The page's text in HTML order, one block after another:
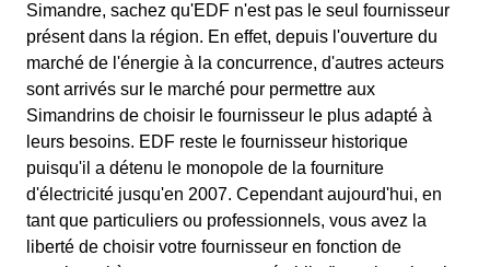
Simandre, sachez qu'EDF n'est pas le seul fournisseur
présent dans la région. En effet, depuis l'ouverture du
marché de l'énergie à la concurrence, d'autres acteurs
sont arrivés sur le marché pour permettre aux
Simandrins de choisir le fournisseur le plus adapté à
leurs besoins. EDF reste le fournisseur historique
puisqu'il a détenu le monopole de la fourniture
d'électricité jusqu'en 2007. Cependant aujourd'hui, en
tant que particuliers ou professionnels, vous avez la
liberté de choisir votre fournisseur en fonction de